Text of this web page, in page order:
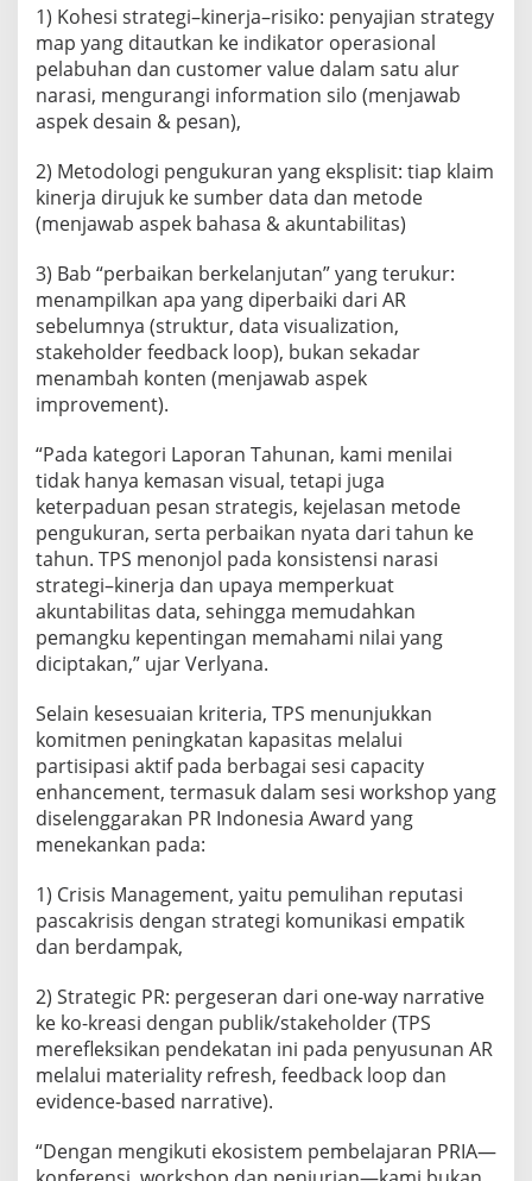
1) Kohesi strategi–kinerja–risiko: penyajian strategy
map yang ditautkan ke indikator operasional
pelabuhan dan customer value dalam satu alur
narasi, mengurangi information silo (menjawab
aspek desain & pesan),
2) Metodologi pengukuran yang eksplisit: tiap klaim
kinerja dirujuk ke sumber data dan metode
(menjawab aspek bahasa & akuntabilitas)
3) Bab “perbaikan berkelanjutan” yang terukur:
menampilkan apa yang diperbaiki dari AR
sebelumnya (struktur, data visualization,
stakeholder feedback loop), bukan sekadar
menambah konten (menjawab aspek
improvement).
“Pada kategori Laporan Tahunan, kami menilai
tidak hanya kemasan visual, tetapi juga
keterpaduan pesan strategis, kejelasan metode
pengukuran, serta perbaikan nyata dari tahun ke
tahun. TPS menonjol pada konsistensi narasi
strategi–kinerja dan upaya memperkuat
akuntabilitas data, sehingga memudahkan
pemangku kepentingan memahami nilai yang
diciptakan,” ujar Verlyana.
Selain kesesuaian kriteria, TPS menunjukkan
komitmen peningkatan kapasitas melalui
partisipasi aktif pada berbagai sesi capacity
enhancement, termasuk dalam sesi workshop yang
diselenggarakan PR Indonesia Award yang
menekankan pada:
1) Crisis Management, yaitu pemulihan reputasi
pascakrisis dengan strategi komunikasi empatik
dan berdampak,
2) Strategic PR: pergeseran dari one-way narrative
ke ko-kreasi dengan publik/stakeholder (TPS
merefleksikan pendekatan ini pada penyusunan AR
melalui materiality refresh, feedback loop dan
evidence-based narrative).
“Dengan mengikuti ekosistem pembelajaran PRIA—